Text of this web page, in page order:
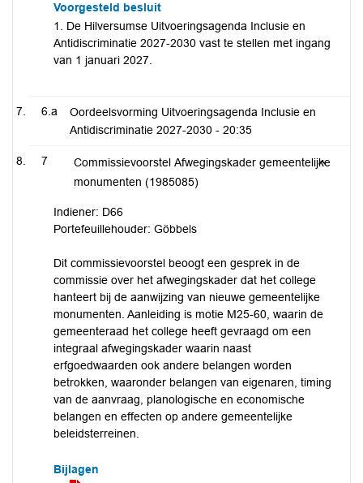
Voorgesteld besluit
1. De Hilversumse Uitvoeringsagenda Inclusie en
Antidiscriminatie 2027-2030 vast te stellen met ingang
van 1 januari 2027.
6.a
Oordeelsvorming Uitvoeringsagenda Inclusie en
Antidiscriminatie 2027-2030 - 20:35
7
Commissievoorstel Afwegingskader gemeentelijke
monumenten (1985085)
Indiener: D66
Portefeuillehouder: Göbbels
Dit commissievoorstel beoogt een gesprek in de
commissie over het afwegingskader dat het college
hanteert bij de aanwijzing van nieuwe gemeentelijke
monumenten. Aanleiding is motie M25-60, waarin de
gemeenteraad het college heeft gevraagd om een
integraal afwegingskader waarin naast
erfgoedwaarden ook andere belangen worden
betrokken, waaronder belangen van eigenaren, timing
van de aanvraag, planologische en economische
belangen en effecten op andere gemeentelijke
beleidsterreinen.
Bijlagen